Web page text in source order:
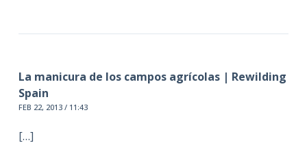
La manicura de los campos agrícolas | Rewilding
Spain
FEB 22, 2013 / 11:43
[…]